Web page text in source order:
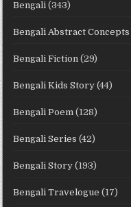
Bengali (343)
Bengali Abstract Concepts
Bengali Fiction (29)
Bengali Kids Story (44)
Bengali Poem (128)
Bengali Series (42)
Bengali Story (193)
Bengali Travelogue (17)